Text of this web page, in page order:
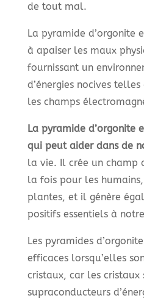
de tout mal.
La pyramide d’orgonite
à apaiser les maux
fournissant un
d’énergies nocives
les champs
La pyramide d’orgonite
qui peut aider dans de
la vie. Il crée un champ
la fois pour les
plantes, et il génère
positifs essentiels à
Les pyramides
efficaces lorsqu’elles
cristaux, car les cristaux
supraconducteurs